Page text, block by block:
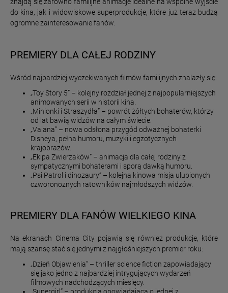
znajdą się zarówno familijne animacje idealne na wspólne wyjście
do kina, jak i widowiskowe superprodukcje, które już teraz budzą
ogromne zainteresowanie fanów.
PREMIERY DLA CAŁEJ RODZINY
Wśród najbardziej wyczekiwanych filmów familijnych znalazły się:
„Toy Story 5” – kolejny rozdział jednej z najpopularniejszych
animowanych serii w historii kina.
„Minionki i Straszydła” – powrót żółtych bohaterów, którzy
od lat bawią widzów na całym świecie.
„Vaiana” – nowa odsłona przygód odważnej bohaterki
Disneya, pełna humoru, muzyki i egzotycznych
krajobrazów.
„Ekipa Zwierzaków” – animacja dla całej rodziny z
sympatycznymi bohaterami i sporą dawką humoru.
„Psi Patrol i dinozaury” – kolejna kinowa misja ulubionych
czworonożnych ratowników najmłodszych widzów.
PREMIERY DLA FANÓW WIELKIEGO KINA
Na ekranach Cinema City pojawią się również produkcje, które
mają szansę stać się jednymi z najgłośniejszych premier roku:
„Dzień Objawienia” – thriller science fiction zapowiadający
się jako jedno z najbardziej intrygujących wydarzeń
filmowych nadchodzących miesięcy.